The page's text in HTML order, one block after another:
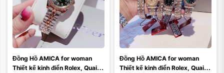
Đồng Hồ AMICA for woman
Thiết kế kinh điển Rolex, Quai
Đồng Hồ AMICA for woman
Thiết kế kinh điển Rolex, Quai